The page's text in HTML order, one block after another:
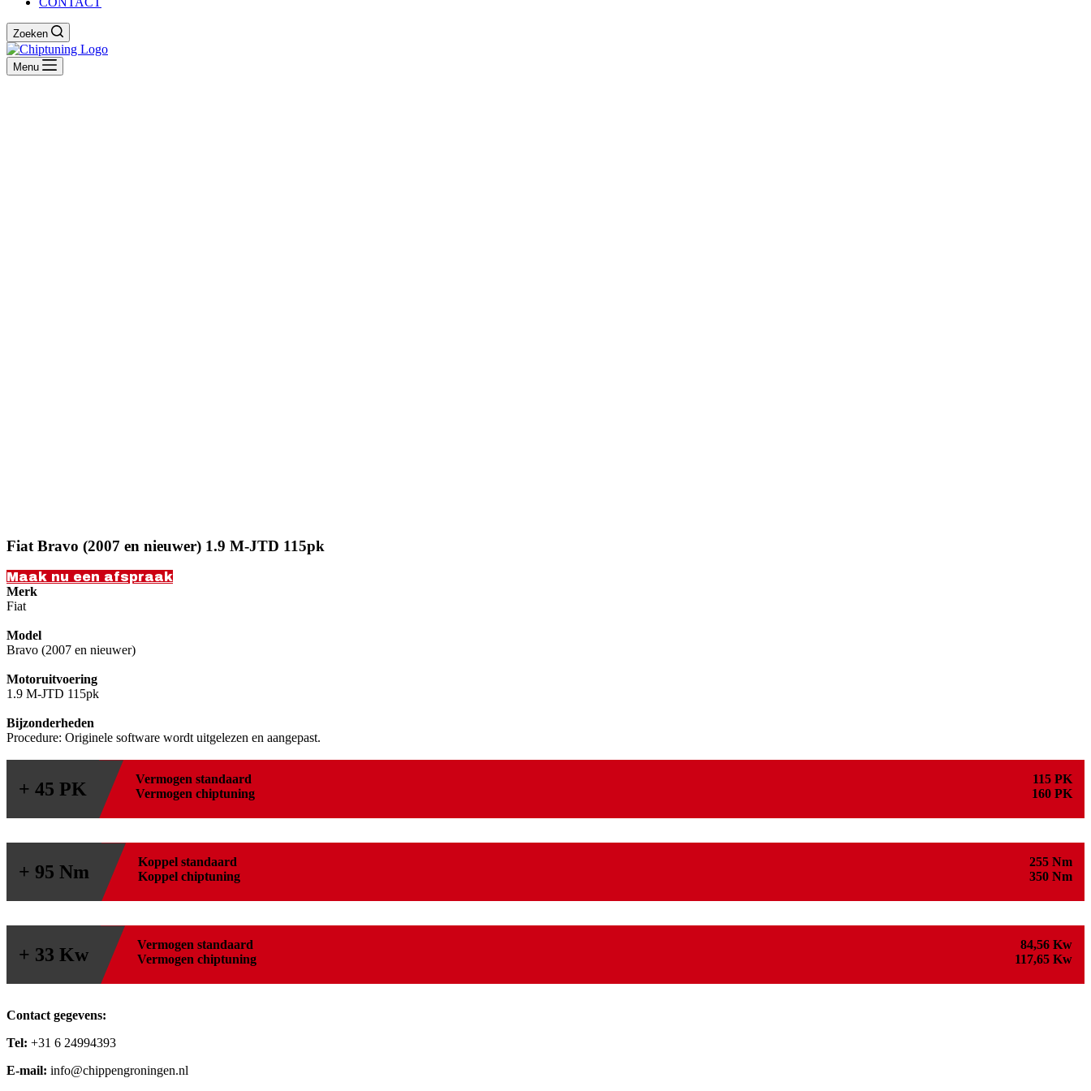
Zoeken
Menu
Fiat Bravo (2007 en nieuwer) 1.9 M-JTD 115pk
Maak nu een afspraak
Merk
Fiat
Model
Bravo (2007 en nieuwer)
Motoruitvoering
1.9 M-JTD 115pk
Bijzonderheden
Procedure: Originele software wordt uitgelezen en aangepast.
+ 45 PK Vermogen standaard
115 PK
Vermogen chiptuning
160 PK
+ 95 Nm Koppel standaard
255 Nm
Koppel chiptuning
350 Nm
+ 33 Kw Vermogen standaard
84,56 Kw
Vermogen chiptuning
117,65 Kw
Contact gegevens:
Tel: +31 6 24994393
E-mail: info@chippengroningen.nl